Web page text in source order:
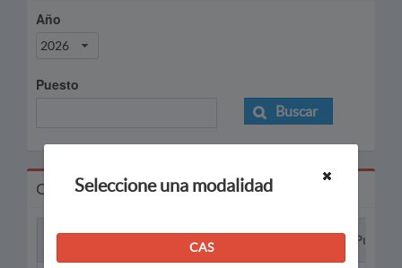
Año
2026
Puesto
Buscar
Convocatorias
Puesto
Seleccione una modalidad
CAS